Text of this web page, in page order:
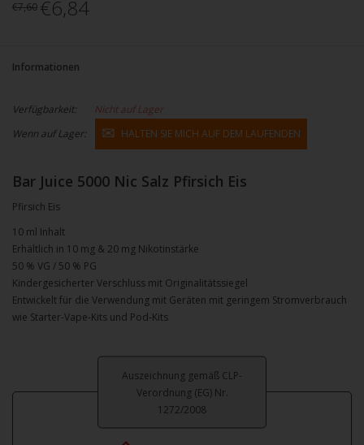
€7,60 €6,84
Informationen
Verfügbarkeit:
Nicht auf Lager
Wenn auf Lager:
HALTEN SIE MICH AUF DEM LAUFENDEN
Bar Juice 5000 Nic Salz Pfirsich Eis
Pfirsich Eis
10 ml Inhalt
Erhältlich in 10 mg & 20 mg Nikotinstärke
50 % VG / 50 % PG
Kindergesicherter Verschluss mit Originalitätssiegel
Entwickelt für die Verwendung mit Geräten mit geringem Stromverbrauch
wie Starter-Vape-Kits und Pod-Kits
Auszeichnung gemäß CLP-
Verordnung (EG) Nr.
1272/2008